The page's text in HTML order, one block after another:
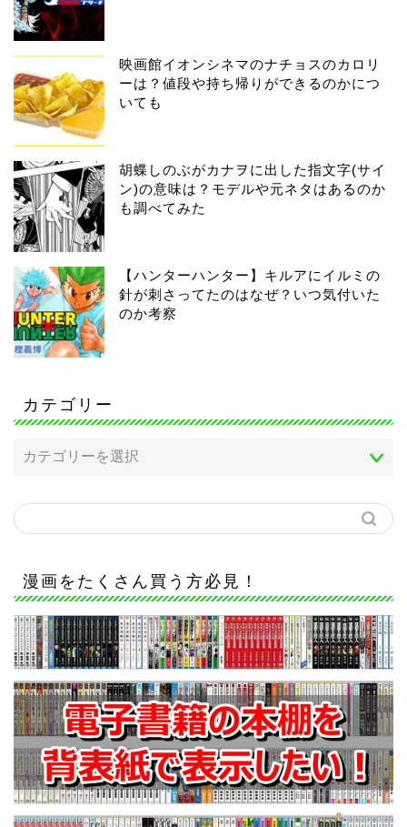
映画館イオンシネマのナチョスのカロリ
ーは？値段や持ち帰りができるのかにつ
いても
胡蝶しのぶがカナヲに出した指文字(サイ
ン)の意味は？モデルや元ネタはあるのか
も調べてみた
【ハンターハンター】キルアにイルミの
針が刺さってたのはなぜ？いつ気付いた
のか考察
カテゴリー
漫画をたくさん買う方必見！